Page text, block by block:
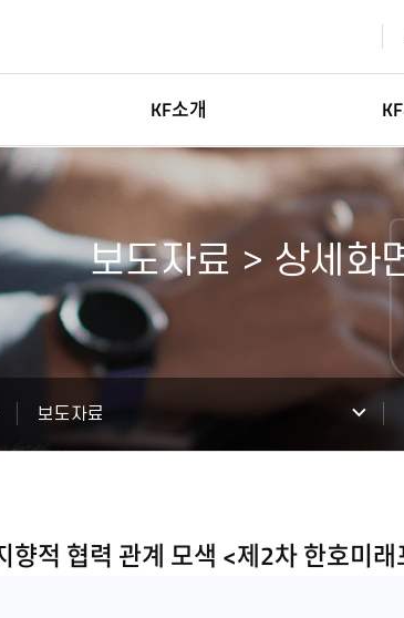
KF소개
이사장소개
윤리·인권경영
신고센터
기부참여
찾아오시는길
한국학
글로벌네트워
문화교류
KF 글로벌 센터
한-중앙아협
KF 아세안문화
보도자료 > 상세화
보도자료
향적 협력 관계 모색 <제2차 한호미